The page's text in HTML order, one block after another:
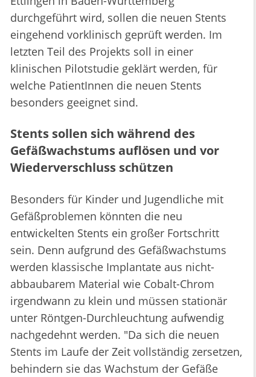
durchgeführt wird, sollen die neuen Stents
eingehend vorklinisch geprüft werden. Im
letzten Teil des Projekts soll in einer
klinischen Pilotstudie geklärt werden, für
welche PatientInnen die neuen Stents
besonders geeignet sind.
Stents sollen sich während des
Gefäßwachstums auflösen und vor
Wiederverschluss schützen
Besonders für Kinder und Jugendliche mit
Gefäßproblemen könnten die neu
entwickelten Stents ein großer Fortschritt
sein. Denn aufgrund des Gefäßwachstums
werden klassische Implantate aus nicht-
abbaubarem Material wie Cobalt-Chrom
irgendwann zu klein und müssen stationär
unter Röntgen-Durchleuchtung aufwendig
nachgedehnt werden. "Da sich die neuen
Stents im Laufe der Zeit vollständig zersetzen,
behindern sie das Wachstum der Gefäße